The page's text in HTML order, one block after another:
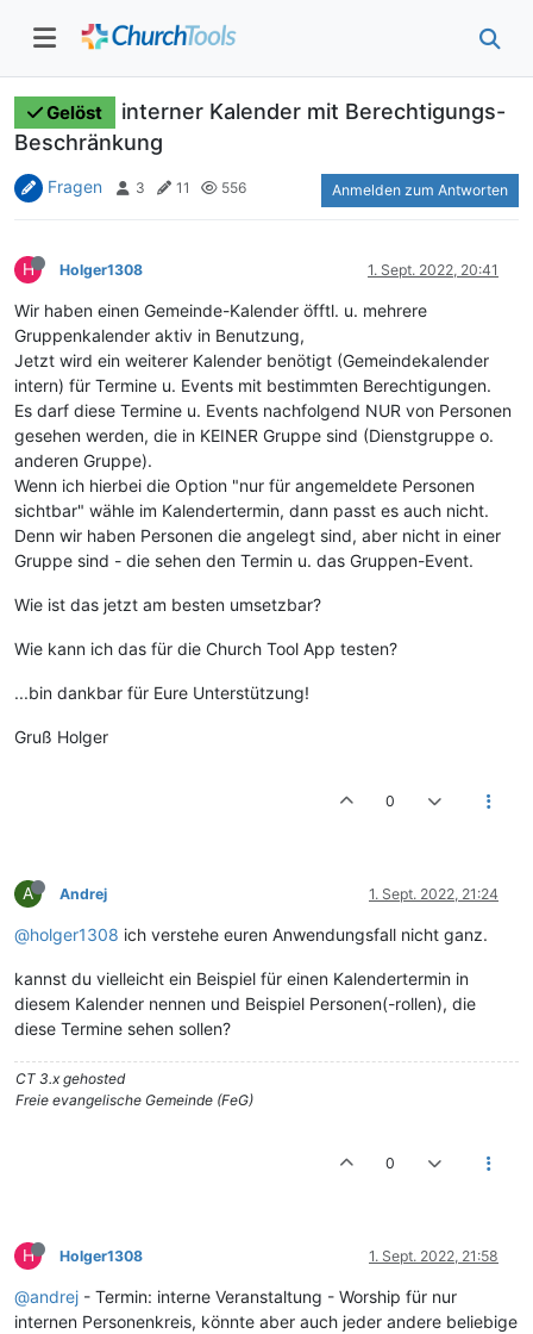
Gelöst
interner Kalender mit Berechtigungs-
Beschränkung
Fragen 3 11 556 Anmelden zum Antworten
H Holger1308 1. Sept. 2022, 20:41
Wir haben einen Gemeinde-Kalender öfftl. u. mehrere
Gruppenkalender aktiv in Benutzung,
Jetzt wird ein weiterer Kalender benötigt (Gemeindekalender
intern) für Termine u. Events mit bestimmten Berechtigungen.
Es darf diese Termine u. Events nachfolgend NUR von Personen
gesehen werden, die in KEINER Gruppe sind (Dienstgruppe o.
anderen Gruppe).
Wenn ich hierbei die Option "nur für angemeldete Personen
sichtbar" wähle im Kalendertermin, dann passt es auch nicht.
Denn wir haben Personen die angelegt sind, aber nicht in einer
Gruppe sind - die sehen den Termin u. das Gruppen-Event.
Wie ist das jetzt am besten umsetzbar?
Wie kann ich das für die Church Tool App testen?
...bin dankbar für Eure Unterstützung!
Gruß Holger
0
A Andrej 1. Sept. 2022, 21:24
@holger1308 ich verstehe euren Anwendungsfall nicht ganz.
kannst du vielleicht ein Beispiel für einen Kalendertermin in
diesem Kalender nennen und Beispiel Personen(-rollen), die
diese Termine sehen sollen?
CT 3.x gehosted
Freie evangelische Gemeinde (FeG)
0
H Holger1308 1. Sept. 2022, 21:58
@andrej - Termin: interne Veranstaltung - Worship für nur
internen Personenkreis, könnte aber auch jeder andere beliebige